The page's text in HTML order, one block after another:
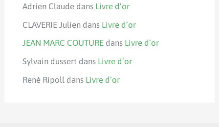
Adrien Claude dans Livre d’or
CLAVERIE Julien dans Livre d’or
JEAN MARC COUTURE dans Livre d’or
Sylvain dussert dans Livre d’or
René Ripoll dans Livre d’or